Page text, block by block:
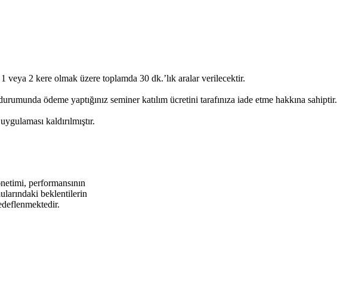
veya 2 kere olmak üzere toplamda 30 dk.’lık aralar verilecektir.
ödeme yaptığınız seminer katılım ücretini tarafınıza iade etme hakkına sahiptir.
kaldırılmıştır.
performansının
beklentilerin